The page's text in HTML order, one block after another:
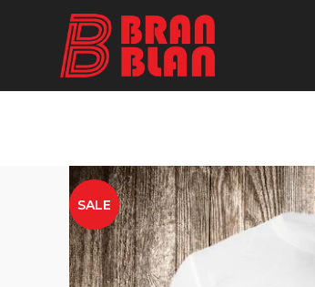
SALE
Besplatna dostava za porudžbine preko